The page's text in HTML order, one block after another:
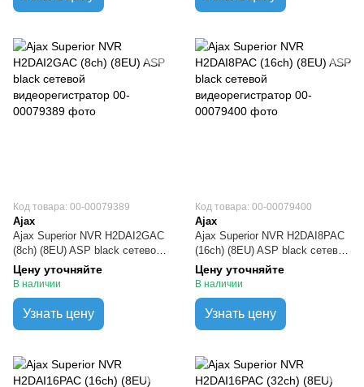
Код товара: 00-00079389
Ajax
Ajax Superior NVR H2DAI2GAC
(8ch) (8EU) ASP black сетевой
видеорегистратор
Цену уточняйте
В наличии
Узнать цену
Код товара: 00-00079400
Ajax
Ajax Superior NVR H2DAI8PAC
(16ch) (8EU) ASP black сетевой
видеорегистратор
Цену уточняйте
В наличии
Узнать цену